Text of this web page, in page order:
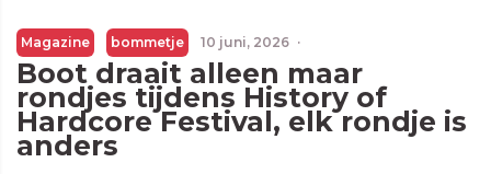
Magazine bommetje 10 juni, 2026 ·
Boot draait alleen maar
rondjes tijdens History of
Hardcore Festival, elk rondje is
anders